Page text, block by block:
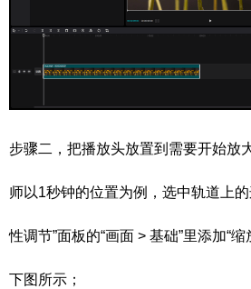
步骤二，把播放头放置到需要开始放
师以1秒钟的位置为例，选中轨道上
性调节”面板的“画面 > 基础”里添加“缩
下图所示；